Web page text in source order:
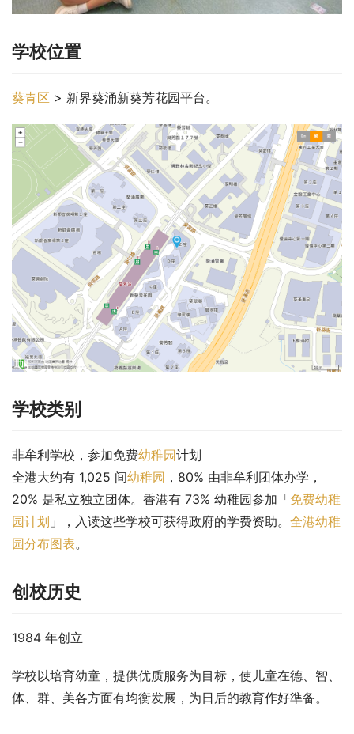
学校位置
葵青区 > 新界葵涌新葵芳花园平台。
学校类别
非牟利学校，参加免费幼稚园计划
全港大约有 1,025 间幼稚园 ，80% 由非牟利团体办学，
20% 是私立独立团体。香港有 73% 幼稚园参加「免费幼稚
园计划 」，入读这些学校可获得政府的学费资助。 全港幼稚
园分布图表。
创校历史
1984 年创立
学校以培育幼童，提供优质服务为目标，使儿童在德、智、
体、群、美各方面有均衡发展，为日后的教育作好準备。